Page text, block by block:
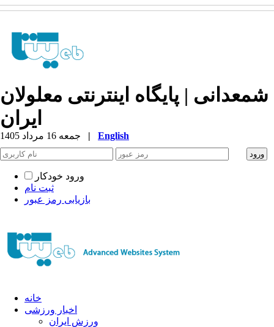
شمعدانی | پایگاه اینترنتی معلولان
ایران
| English
ورود خودکار
ثبت نام
بازیابی رمز عبور
خانه
اخبار ورزشی
ورزش ایران